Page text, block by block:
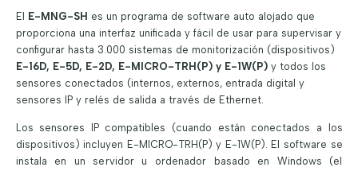
El E-MNG-SH es un programa de software auto alojado que
proporciona una interfaz unificada y fácil de usar para supervisar y
configurar hasta 3.000 sistemas de monitorización (dispositivos)
E-16D, E-5D, E-2D, E-MICRO-TRH(P) y E-1W(P)y todos los
sensores conectados (internos, externos, entrada digital y
sensores IP y relés de salida a través de Ethernet.
Los sensores IP compatibles (cuando están conectados a los
dispositivos) incluyen E-MICRO-TRH(P) y E-1W(P). El software se
instala en un servidor u ordenador basado en Windows (el